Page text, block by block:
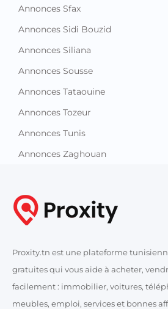
Annonces Sfax
Annonces Sidi Bouzid
Annonces Siliana
Annonces Sousse
Annonces Tataouine
Annonces Tozeur
Annonces Tunis
Annonces Zaghouan
Proxity.tn est une plateforme
gratuites qui vous aide à acheter,
facilement : immobilier, voitures,
meubles, emploi, services et bonnes